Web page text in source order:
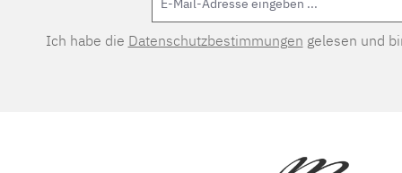
Ich habe die Datenschutzbestimmungen gelesen und